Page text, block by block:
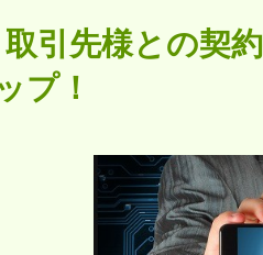
引先様との契
プ！